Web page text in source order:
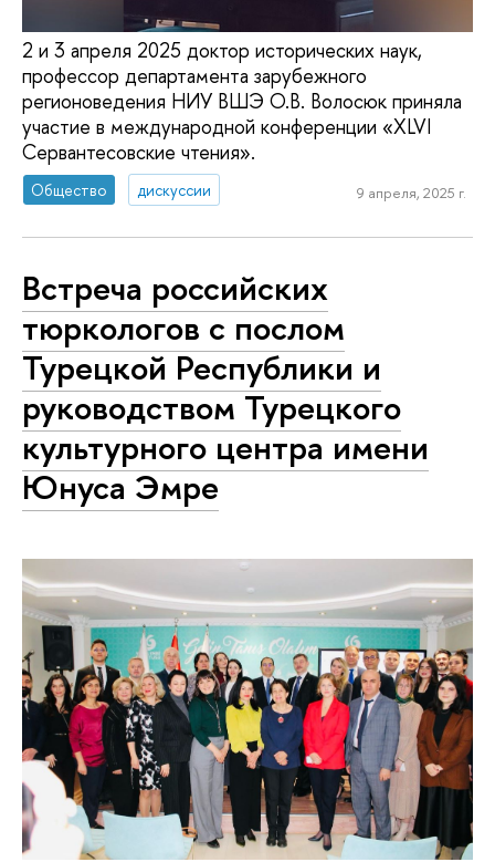
2 и 3 апреля 2025 доктор исторических наук,
профессор департамента зарубежного
регионоведения НИУ ВШЭ О.В. Волосюк приняла
участие в международной конференции «XLVI
Сервантесовские чтения».
Общество дискуссии 9 апреля, 2025 г.
Встреча российских
тюркологов с послом
Турецкой Республики и
руководством Турецкого
культурного центра имени
Юнуса Эмре